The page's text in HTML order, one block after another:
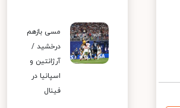
مسی بازهم
درخشید /
آرژانتین و
اسپانیا در
فینال